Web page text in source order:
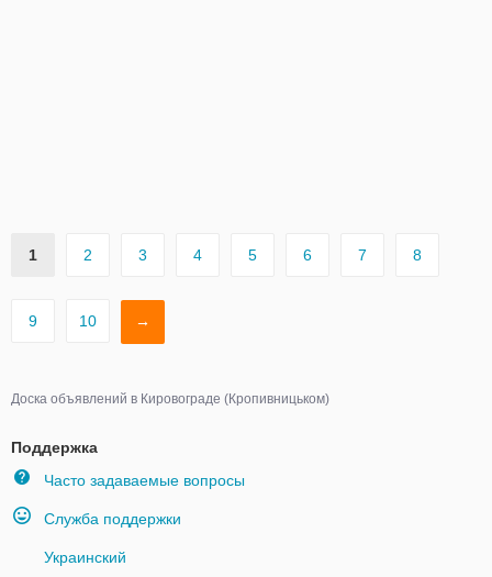
1 2 3 4 5 6 7 8
9 10 →
Доска объявлений в Кировограде (Кропивницьком)
Поддержка
Часто задаваемые вопросы
Служба поддержки
Украинский